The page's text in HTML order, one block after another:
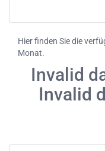
Hier finden Sie die
Monat.
Invalid
Invalid